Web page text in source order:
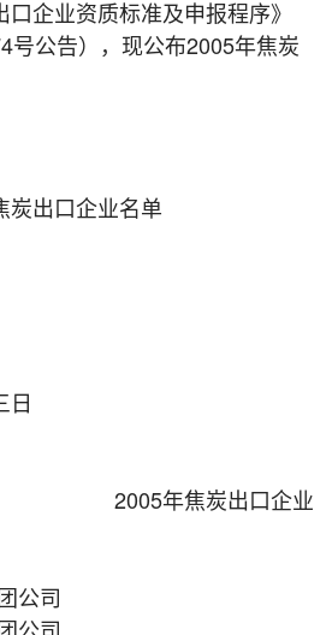
企业资质标准及申报程序》
号公告），现公布2005年焦炭
出口企业名单
日
炭出口企业
公司
公司